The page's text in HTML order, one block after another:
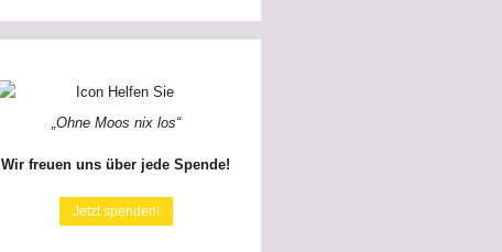
„Ohne Moos nix los“
Wir freuen uns über jede Spende!
Jetzt spenden!